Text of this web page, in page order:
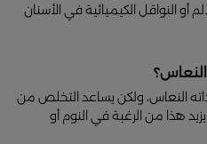
النواقل الكيميائية في الأسنان
النعاس، ولكن يساعد التخلص من
هذا من الرغبة في النوم أو